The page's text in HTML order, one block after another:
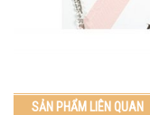
SẢN PHẨM LIÊN QUAN